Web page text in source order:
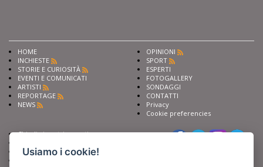
HOME
INCHIESTE
STORIE E CURIOSITÀ
EVENTI E COMUNICATI
ARTISTI
REPORTAGE
NEWS
OPINIONI
SPORT
ESPERTI
FOTOGALLERY
SONDAGGI
CONTATTI
Privacy
Cookie preferencies
Chiedi ai nostri esperti
Fai pubblicità con noi
Usiamo i cookie!